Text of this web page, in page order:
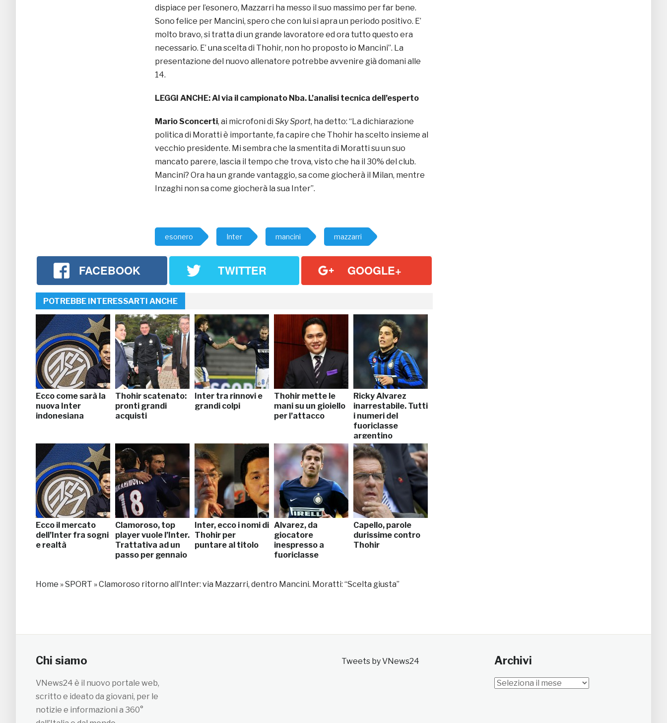
dispiace per l’esonero, Mazzarri ha messo il suo massimo per far bene.
Sono felice per Mancini, spero che con lui si apra un periodo positivo. E’
molto bravo, si tratta di un grande lavoratore ed ora tutto questo era
necessario. E’ una scelta di Thohir, non ho proposto io Mancini”. La
presentazione del nuovo allenatore potrebbe avvenire già domani alle
14.
LEGGI ANCHE:Al via il campionato Nba. L’analisi tecnica dell’esperto
Mario Sconcerti, ai microfoni di Sky Sport, ha detto: “La dichiarazione
politica di Moratti è importante, fa capire che Thohir ha scelto insieme al
vecchio presidente. Mi sembra che la smentita di Moratti su un suo
mancato parere, lascia il tempo che trova, visto che ha il 30% del club.
Mancini? Ora ha un grande vantaggio, sa come giocherà il Milan, mentre
Inzaghi non sa come giocherà la sua Inter”.
esonero Inter mancini mazzarri
FACEBOOK TWITTER GOOGLE+
POTREBBE INTERESSARTI ANCHE
Ecco come sarà la
nuova Inter
indonesiana
Thohir scatenato:
pronti grandi
acquisti
Inter tra rinnovi e
grandi colpi
Thohir mette le
mani su un gioiello
per l’attacco
Ricky Alvarez
inarrestabile. Tutti
i numeri del
fuoriclasse
argentino
Ecco il mercato
dell’Inter fra sogni
e realtà
Clamoroso, top
player vuole l’Inter.
Trattativa ad un
passo per gennaio
Inter, ecco i nomi di
Thohir per
puntare al titolo
Alvarez, da
giocatore
inespresso a
fuoriclasse
Capello, parole
durissime contro
Thohir
Home »SPORT »Clamoroso ritorno all’Inter: via Mazzarri, dentro Mancini. Moratti: “Scelta giusta”
Chi siamo
VNews24 è il nuovo portale web,
scritto e ideato da giovani, per le
notizie e informazioni a 360°
Tweets by VNews24 Archivi
Archivi